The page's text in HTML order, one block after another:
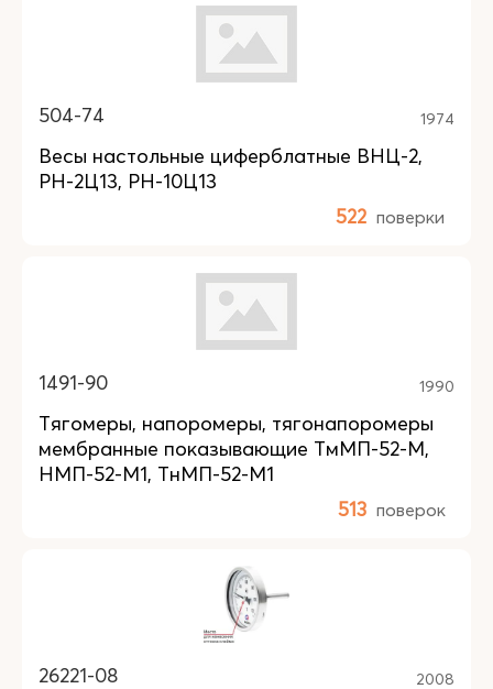
504-74 1974
Весы настольные циферблатные ВНЦ-2,
РН-2Ц13, РН-10Ц13
522 поверки
1491-90 1990
Тягомеры, напоромеры, тягонапоромеры
мембранные показывающие ТмМП-52-М,
НМП-52-М1, ТнМП-52-М1
513 поверок
26221-08 2008